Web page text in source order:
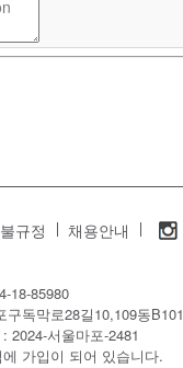
규정 채용안내
18-85980
독막로28길10,109동B101
2024-서울마포-2481
가입이 되어 있습니다.